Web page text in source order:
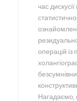
час
операцій